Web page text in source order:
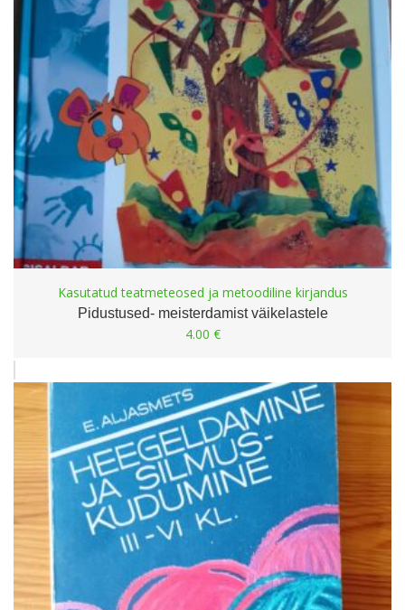
Kasutatud teatmeteosed ja metoodiline kirjandus
Pidustused- meisterdamist väikelastele
4.00 €